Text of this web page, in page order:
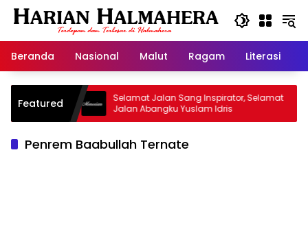
Langsung
Beranda
Nasional Malut Ragam Literasi
Featured
Selamat Jalan Sang Inspirator, Selamat
Jalan Abangku Yuslam Idris
Penrem Baabullah Ternate